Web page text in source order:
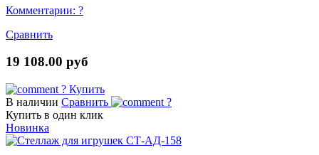
Комментарии: ?
Сравнить
19 108.00 руб
? Купить
В наличии Сравнить
?
Купить в один клик
Новинка